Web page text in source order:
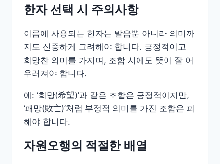
한자 선택 시 주의사항
이름에 사용되는 한자는 발음뿐 아니라 의미까
지도 신중하게 고려해야 합니다. 긍정적이고
희망찬 의미를 가지며, 조합 시에도 뜻이 잘 어
우러져야 합니다.
예: ‘희망(希望)’과 같은 조합은 긍정적이지만,
‘패망(敗亡)’처럼 부정적 의미를 가진 조합은 피
해야 합니다.
자원오행의 적절한 배열